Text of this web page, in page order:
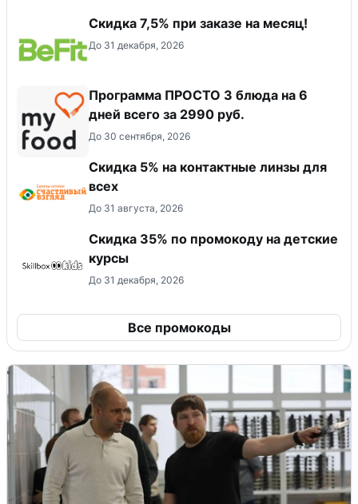
Скидка 7,5% при заказе на месяц!
До 31 декабря, 2026
Программа ПРОСТО 3 блюда на 6
дней всего за 2990 руб.
До 30 сентября, 2026
Скидка 5% на контактные линзы для
всех
До 31 августа, 2026
Скидка 35% по промокоду на детские
курсы
До 31 декабря, 2026
Все промокоды